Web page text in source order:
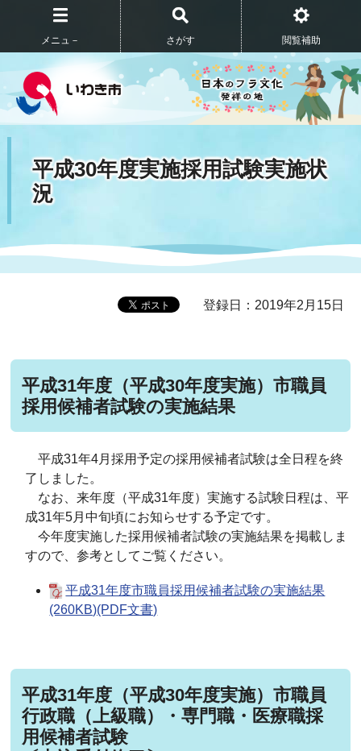
メニュ－ さがす 閲覧補助
平成30年度実施採用試験実施状
況
登録日：2019年2月15日
平成31年度（平成30年度実施）市職員
採用候補者試験の実施結果
平成31年4月採用予定の採用候補者試験は全日程を終
了しました。
なお、来年度（平成31年度）実施する試験日程は、平
成31年5月中旬頃にお知らせする予定です。
今年度実施した採用候補者試験の実施結果を掲載しま
すので、参考としてご覧ください。
平成31年度市職員採用候補者試験の実施結果
(260KB)(PDF文書)
平成31年度（平成30年度実施）市職員
行政職（上級職）・専門職・医療職採
用候補者試験